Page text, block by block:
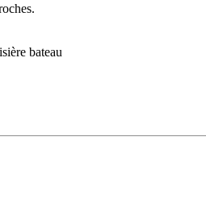
bateau